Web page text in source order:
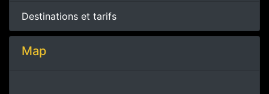
Destinations et tarifs
Map